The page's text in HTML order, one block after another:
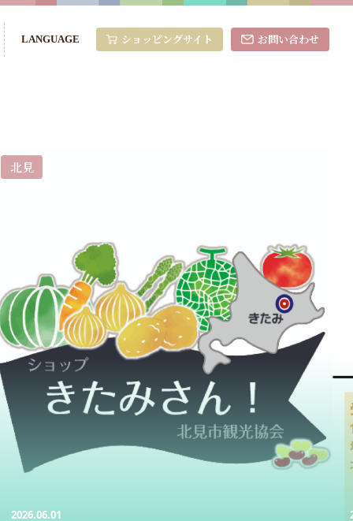
LANGUAGE ショッピングサイト お問い合わせ
2026.05.09